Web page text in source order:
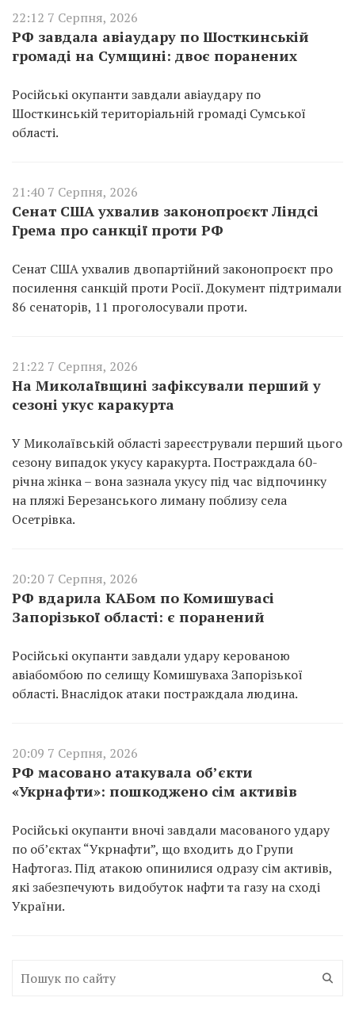
22:12 7 Серпня, 2026
РФ завдала авіаудару по Шосткинській
громаді на Сумщині: двоє поранених
Російські окупанти завдали авіаудару по
Шосткинській територіальній громаді Сумської
області.
21:40 7 Серпня, 2026
Сенат США ухвалив законопроєкт Ліндсі
Грема про санкції проти РФ
Сенат США ухвалив двопартійний законопроєкт про
посилення санкцій проти Росії. Документ підтримали
86 сенаторів, 11 проголосували проти.
21:22 7 Серпня, 2026
На Миколаївщині зафіксували перший у
сезоні укус каракурта
У Миколаївській області зареєстрували перший цього
сезону випадок укусу каракурта. Постраждала 60-
річна жінка – вона зазнала укусу під час відпочинку
на пляжі Березанського лиману поблизу села
Осетрівка.
20:20 7 Серпня, 2026
РФ вдарила КАБом по Комишувасі
Запорізької області: є поранений
Російські окупанти завдали удару керованою
авіабомбою по селищу Комишуваха Запорізької
області. Внаслідок атаки постраждала людина.
20:09 7 Серпня, 2026
РФ масовано атакувала об’єкти
«Укрнафти»: пошкоджено сім активів
Російські окупанти вночі завдали масованого удару
по об’єктах “Укрнафти”, що входить до Групи
Нафтогаз. Під атакою опинилися одразу сім активів,
які забезпечують видобуток нафти та газу на сході
України.